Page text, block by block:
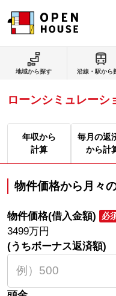
地域から探す 沿線・駅から
ローンシミュレーシ
年収から
計算
毎月の返
から計
物件価格から月々
物件価格(借入金額) 必
3499万円
(うちボーナス返済額)